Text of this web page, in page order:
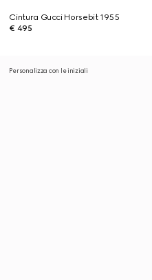
Cintura Gucci Horsebit 1955
€ 495
Personalizza con le iniziali